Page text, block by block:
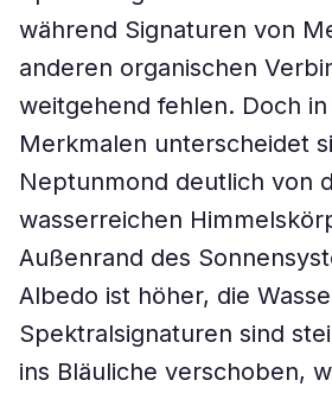
während Signaturen von
anderen organischen
weitgehend fehlen. Doch
Merkmalen unterscheidet
Neptunmond deutlich von
wasserreichen
Außenrand des
Albedo ist höher, die
Spektralsignaturen sind
ins Bläuliche verschoben,